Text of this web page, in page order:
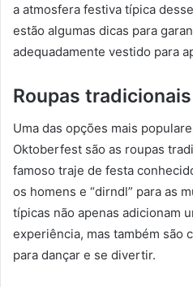
a atmosfera festiva típica
estão algumas dicas para
adequadamente vestido para
Roupas tradicionais
Uma das opções mais
Oktoberfest são as roupas
famoso traje de festa
os homens e “dirndl” para as
típicas não apenas adicionam
experiência, mas também são
para dançar e se divertir.